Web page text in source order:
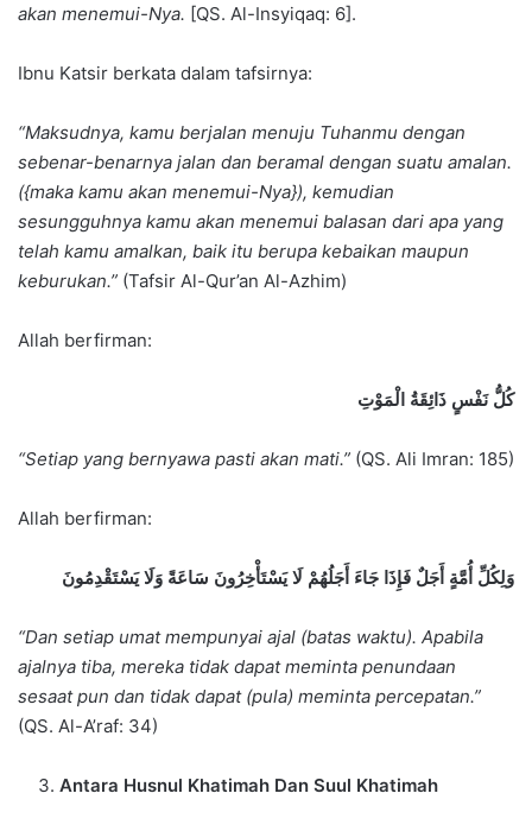
akan menemui-Nya. [QS. Al-Insyiqaq: 6].
Ibnu Katsir berkata dalam tafsirnya:
“Maksudnya, kamu berjalan menuju Tuhanmu dengan
sebenar-benarnya jalan dan beramal dengan suatu amalan.
({maka kamu akan menemui-Nya}), kemudian
sesungguhnya kamu akan menemui balasan dari apa yang
telah kamu amalkan, baik itu berupa kebaikan maupun
keburukan.” (Tafsir Al-Qur’an Al-Azhim)
Allah berfirman:
كُلُّ نَفْسٍ ذَائِقَةُ الْمَوْتِ
“Setiap yang bernyawa pasti akan mati.” (QS. Ali Imran: 185)
Allah berfirman:
وَلِكُلِّ أُمَّةٍ أَجَلٌ فَإِذَا جَاءَ أَجَلُهُمْ لَا يَسْتَأْخِرُونَ سَاعَةً وَلَا يَسْتَقْدِمُونَ
“Dan setiap umat mempunyai ajal (batas waktu). Apabila
ajalnya tiba, mereka tidak dapat meminta penundaan
sesaat pun dan tidak dapat (pula) meminta percepatan.”
(QS. Al-A’raf: 34)
Antara Husnul Khatimah Dan Suul Khatimah